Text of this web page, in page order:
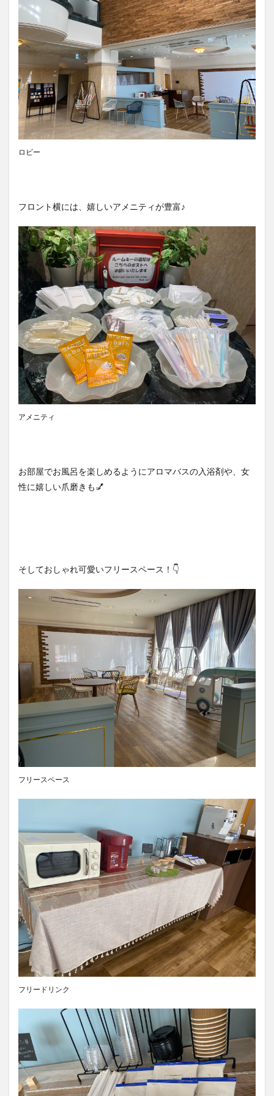
ロビー
フロント横には、嬉しいアメニティが豊富♪
アメニティ
お部屋でお風呂を楽しめるようにアロマバスの入浴剤や、女
性に嬉しい爪磨きも💅
そしておしゃれ可愛いフリースペース！👇
フリースペース
フリードリンク